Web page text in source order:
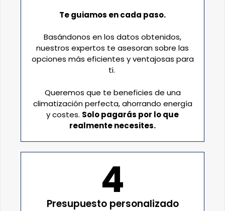
Te guiamos en cada paso.
Basándonos en los datos obtenidos,
nuestros expertos te asesoran sobre las
opciones más eficientes y ventajosas para
ti.
Queremos que te beneficies de una
climatización perfecta, ahorrando energía
y costes. Solo pagarás por lo que
realmente necesites.
4
Presupuesto personalizado